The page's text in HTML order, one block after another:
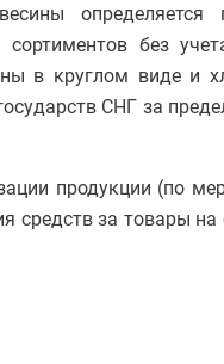
без
в круглом виде и
СНГ за
продукции (по
средств за товары